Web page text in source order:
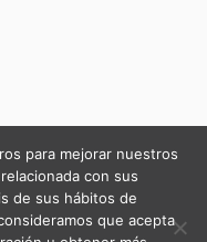
para mejorar nuestros
con sus
de sus hábitos de
que acepta